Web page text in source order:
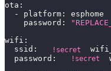
ota :
-
platform :
esphome
password :
wifi :
ssid : !secret
password : !secret